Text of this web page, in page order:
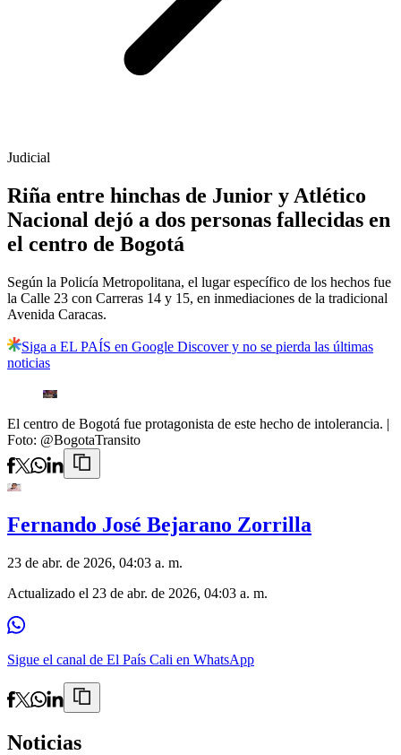
Judicial
Riña entre hinchas de Junior y Atlético
Nacional dejó a dos personas fallecidas en
el centro de Bogotá
Según la Policía Metropolitana, el lugar específico de los hechos fue
la Calle 23 con Carreras 14 y 15, en inmediaciones de la tradicional
Avenida Caracas.
Siga a EL PAÍS en Google Discover y no se pierda las últimas
noticias
El centro de Bogotá fue protagonista de este hecho de intolerancia. |
Foto: @BogotaTransito
Fernando José Bejarano Zorrilla
23 de abr. de 2026, 04:03 a. m.
Actualizado el 23 de abr. de 2026, 04:03 a. m.
Sigue el canal de El País Cali en WhatsApp
Noticias